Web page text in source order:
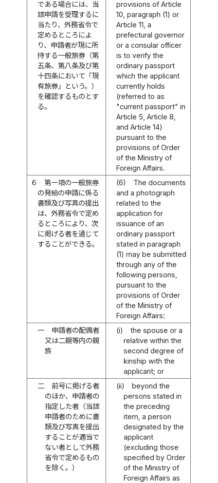
である場合には、当
該申請を受理するに
当たり、外務省令で
定めるところによ
り、申請者が現に所
持する一般旅券（第
五条、第八条及び第
十四条において「現
有旅券」という。）
を確認するものとす
る。
provisions of Article
10, paragraph (1) or
Article 11, a
prefectural governor
or a consular officer
is to verify the
ordinary passport
which the applicant
currently holds
(referred to as
"current passport" in
Article 5, Article 8,
and Article 14)
pursuant to the
provisions of Order
of the Ministry of
Foreign Affairs.
６
第一項の一般旅券
の発給の申請に係る
書類及び写真の提出
は、外務省令で定め
るところにより、次
に掲げる者を通じて
することができる。
(6)
The documents
and a photograph
related to the
application for
issuance of an
ordinary passport
stated in paragraph
(1) may be submitted
through any of the
following persons,
pursuant to the
provisions of Order
of the Ministry of
Foreign Affairs:
一
申請者の配偶者
又は二親等内の親
族
(i)
the spouse or a
relative within the
second degree of
kinship with the
applicant; or
二
前号に掲げる者
のほか、申請者の
指定した者（当該
申請者のために書
類及び写真を提出
することが適当で
ない者として外務
省令で定めるもの
を除く。）
(ii)
beyond the
persons stated in
the preceding
item, a person
designated by the
applicant
(excluding those
specified by Order
of the Ministry of
Foreign Affairs as